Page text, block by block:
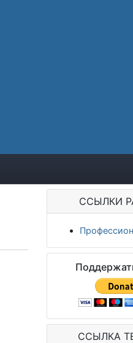
ССЫЛКИ
ССЫЛКА